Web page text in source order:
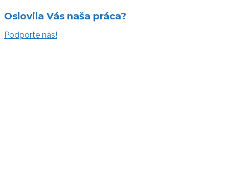
Oslovila Vás naša práca?
Podporte nás!